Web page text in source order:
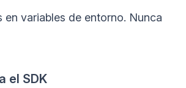
en variables de entorno. Nunca
el SDK